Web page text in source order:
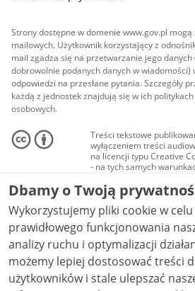
Strony dostępne w domenie www.gov.pl
mailowych. Użytkownik korzystający z
mail zgadza się na przetwarzanie jego
dobrowolnie podanych danych w wiadomości)
odpowiedzi na przesłane pytania. Szczegóły
każdą z jednostek znajdują się w ich
osobowych.
Treści tekstowe
wyłączeniem treści
na licencji typu Creative
- na tych samych
Materiały audiowizualne,
audio i wideo, są
Creative Commons:
niekomercyjne - bez
NC-ND 4.0), o ile nie jest
Dbamy o Twoją
Wykorzystujemy pliki cookie w
prawidłowego funkcjonowania
analizy ruchu i optymalizacji działania
możemy lepiej dostosować treści
użytkowników i stale ulepszać nasze usługi.